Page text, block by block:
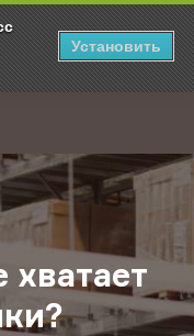
Установить
Каких специалистов не
хватает